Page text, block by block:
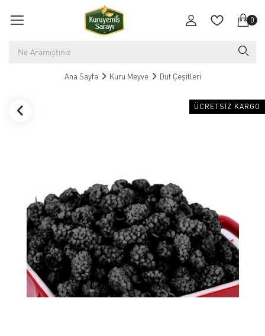
0
Ana Sayfa Kuru Meyve Dut Çeşitleri
ÜCRETSIZ KARGO